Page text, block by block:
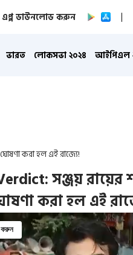
এপ্প ডাউনলোড করুন
ভারত লোকসভা ২০২৪ আইপিএল
করা হল এই রাজ্যে!
সঞ্জয় রায়ের
করা হল এই
করুন